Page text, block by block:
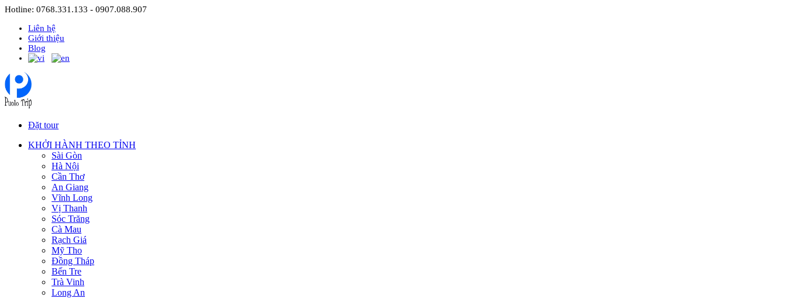
Hotline: 0768.331.133 - 0907.088.907
Liên hệ
Giới thiệu
Blog
Đặt tour
KHỞI HÀNH THEO TỈNH
Sài Gòn
Hà Nội
Cần Thơ
An Giang
Vĩnh Long
Vị Thanh
Sóc Trăng
Cà Mau
Rạch Giá
Mỹ Tho
Đồng Tháp
Bến Tre
Trà Vinh
Long An